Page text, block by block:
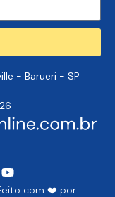
- Barueri - SP
com ❤️ por